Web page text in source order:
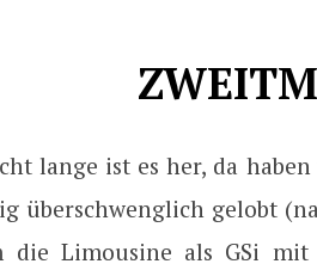
lange ist es her, da
überschwenglich gelobt
die Limousine als GSi mit